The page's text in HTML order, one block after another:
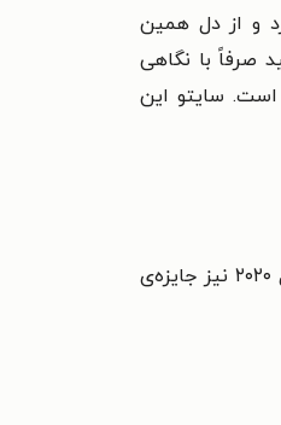
و از دل همین
صرفاً با نگاهی
است. سایتو این
کوهی سایتو در سال ۲۰۱۸ جایزه‌ی یادبود دویچر را دریافت کرد و به جوان‌ترین برنده‌ی این جایزه در حوزه‌ی مطالعات مارکسیستی تبدیل شد. او در سال ۲۰۲۰ نیز جایزه‌ی